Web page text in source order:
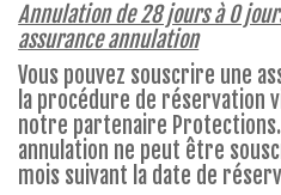
Annulation de 28 jours à 0
assurance annulation
Vous pouvez souscrire une
la procédure de réservation
notre partenaire
annulation ne peut être
mois suivant la date de